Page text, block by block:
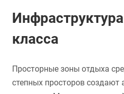
класса
Просторные зоны отдыха
степных просторов создают